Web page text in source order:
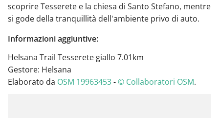
scoprire Tesserete e la chiesa di Santo Stefano, mentre
si gode della tranquillità dell'ambiente privo di auto.
Informazioni aggiuntive:
Helsana Trail Tesserete giallo 7.01km
Gestore: Helsana
Elaborato da OSM 19963453-© Collaboratori OSM.